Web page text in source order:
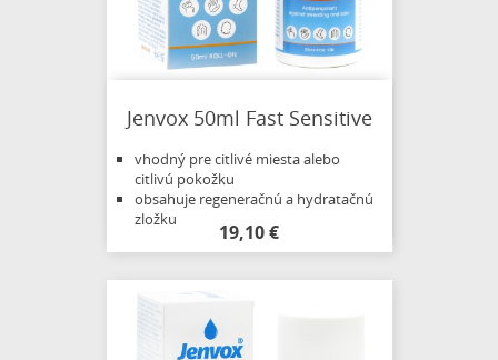
Jenvox 50ml Fast Sensitive
vhodný pre citlivé miesta alebo
citlivú pokožku
obsahuje regeneračnú a hydratačnú
zložku
19,10 €